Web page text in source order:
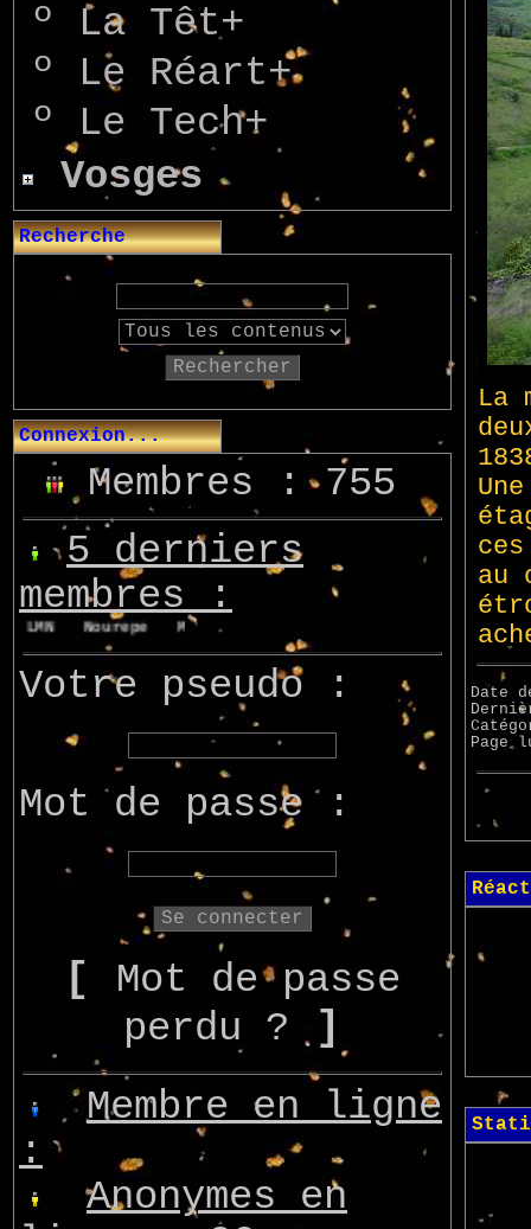
º La Têt+
º Le Réart+
º Le Tech+
Vosges
Recherche
Rechercher
Connexion...
Membres : 755
5 derniers
membres :
LMN Nourepe Marcsupilami
Votre pseudo :
Mot de passe :
[ Mot de passe
perdu ? ]
Membre en ligne
:
Anonymes en
Date
Page